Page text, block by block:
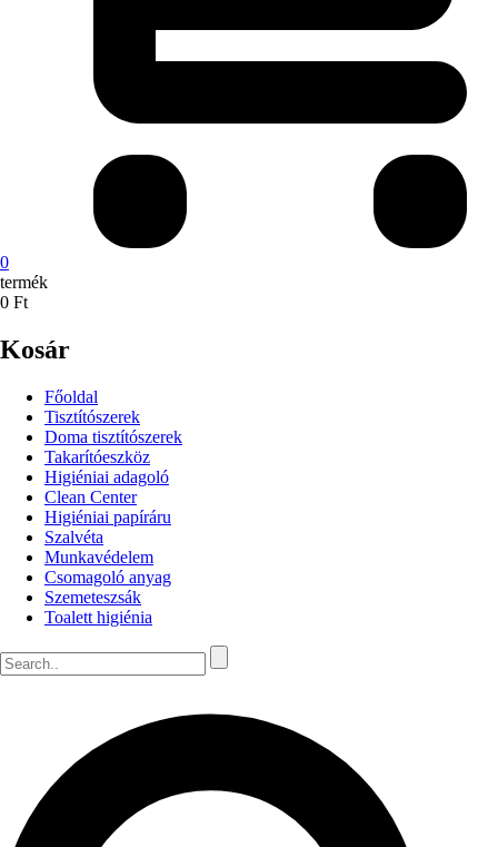
0
termék
0 Ft
Kosár
Főoldal
Tisztítószerek
Doma tisztítószerek
Takarítóeszköz
Higiéniai adagoló
Clean Center
Higiéniai papíráru
Szalvéta
Munkavédelem
Csomagoló anyag
Szemeteszsák
Toalett higiénia